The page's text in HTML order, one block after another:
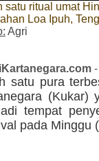
satu ritual umat
Loa Ipuh,
Agri
satu pura
(Kukar)
tempat
pada Minggu